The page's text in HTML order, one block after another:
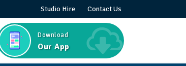
Studio Hire Contact Us
Download
Our App